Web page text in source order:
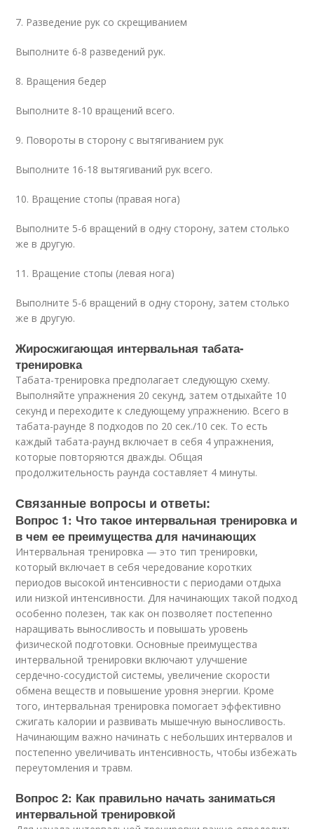
7. Разведение рук со скрещиванием
Выполните 6-8 разведений рук.
8. Вращения бедер
Выполните 8-10 вращений всего.
9. Повороты в сторону с вытягиванием рук
Выполните 16-18 вытягиваний рук всего.
10. Вращение стопы (правая нога)
Выполните 5-6 вращений в одну сторону, затем столько
же в другую.
11. Вращение стопы (левая нога)
Выполните 5-6 вращений в одну сторону, затем столько
же в другую.
Жиросжигающая интервальная табата-
тренировка
Табата-тренировка предполагает следующую схему.
Выполняйте упражнения 20 секунд, затем отдыхайте 10
секунд и переходите к следующему упражнению. Всего в
табата-раунде 8 подходов по 20 сек./10 сек. То есть
каждый табата-раунд включает в себя 4 упражнения,
которые повторяются дважды. Общая
продолжительность раунда составляет 4 минуты.
Связанные вопросы и ответы:
Вопрос 1: Что такое интервальная тренировка и
в чем ее преимущества для начинающих
Интервальная тренировка — это тип тренировки,
который включает в себя чередование коротких
периодов высокой интенсивности с периодами отдыха
или низкой интенсивности. Для начинающих такой подход
особенно полезен, так как он позволяет постепенно
наращивать выносливость и повышать уровень
физической подготовки. Основные преимущества
интервальной тренировки включают улучшение
сердечно-сосудистой системы, увеличение скорости
обмена веществ и повышение уровня энергии. Кроме
того, интервальная тренировка помогает эффективно
сжигать калории и развивать мышечную выносливость.
Начинающим важно начинать с небольших интервалов и
постепенно увеличивать интенсивность, чтобы избежать
переутомления и травм.
Вопрос 2: Как правильно начать заниматься
интервальной тренировкой